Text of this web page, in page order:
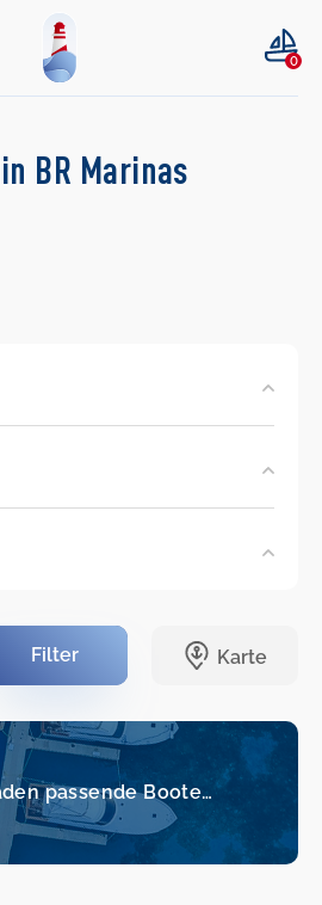
0
BR Marinas
passende Boote…